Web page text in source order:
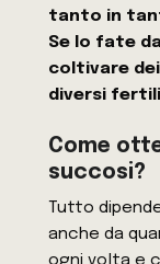
tanto in
Se lo fate
coltivare
diversi
Come
succosi?
Tutto
anche da
ogni volta e